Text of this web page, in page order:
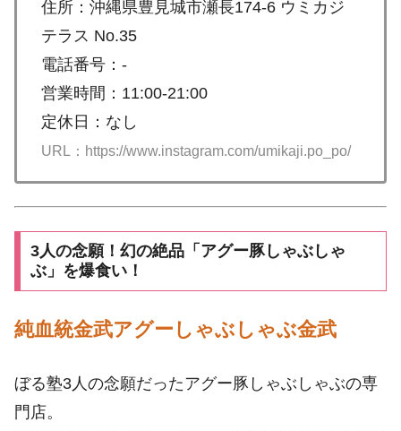
住所：沖縄県豊見城市瀬長174-6 ウミカジ
テラス No.35
電話番号：-
営業時間：11:00-21:00
定休日：なし
URL：https://www.instagram.com/umikaji.po_po/
3人の念願！幻の絶品「アグー豚しゃぶしゃ
ぶ」を爆食い！
純血統金武アグーしゃぶしゃぶ金武
ぼる塾3人の念願だったアグー豚しゃぶしゃぶの専
門店。